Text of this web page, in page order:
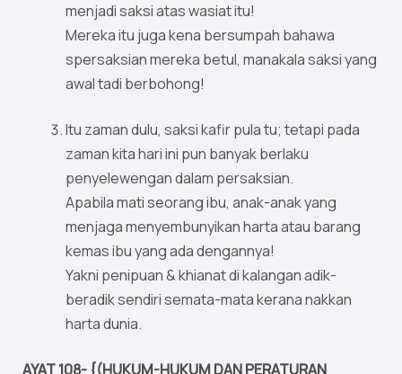
menjadi saksi atas wasiat itu!
Mereka itu juga kena bersumpah bahawa
spersaksian mereka betul, manakala saksi yang
awal tadi berbohong!
Itu zaman dulu, saksi kafir pula tu; tetapi pada
zaman kita hari ini pun banyak berlaku
penyelewengan dalam persaksian.
Apabila mati seorang ibu, anak-anak yang
menjaga menyembunyikan harta atau barang
kemas ibu yang ada dengannya!
Yakni penipuan & khianat di kalangan adik-
beradik sendiri semata-mata kerana nakkan
harta dunia.
AYAT 108- {(HUKUM-HUKUM DAN PERATURAN